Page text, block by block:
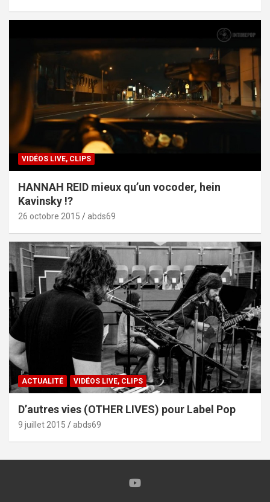
VIDÉOS LIVE, CLIPS
HANNAH REID mieux qu’un vocoder, hein
Kavinsky !?
26 octobre 2015 abds69
ACTUALITÉ VIDÉOS LIVE, CLIPS
D’autres vies (OTHER LIVES) pour Label Pop
9 juillet 2015 abds69